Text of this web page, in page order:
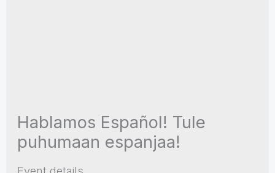
Hablamos Español! Tule
puhumaan espanjaa!